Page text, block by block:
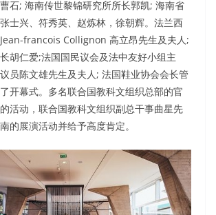
石; 海南传世黎锦研究所所长郭凯; 海南省
士兴、符秀英、赵炼林，徐朝辉。法兰西
francois Collignon 高立昂先生及夫人;
胡仁爱;法国国民议会及法中友好小组主
员陈文雄先生及夫人; 法国鞋业协会会⻓管
开幕式。多名联合国教科文组织总部的官
活动，联合国教科文组织副总干事曲星先
的展演活动并给予高度肯定。